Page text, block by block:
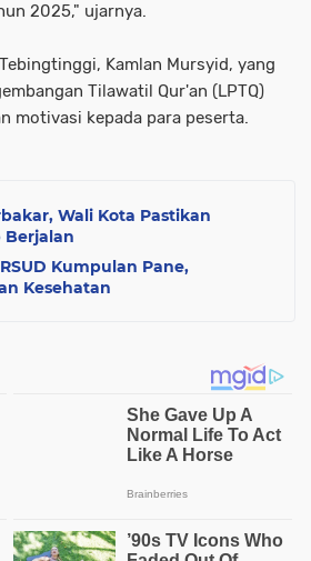
2025," ujarnya.
Kamlan Mursyid, yang
Tilawatil Qur'an (LPTQ)
motivasi kepada para peserta.
Wali Kota Pastikan
Berjalan
Kumpulan Pane,
Kesehatan